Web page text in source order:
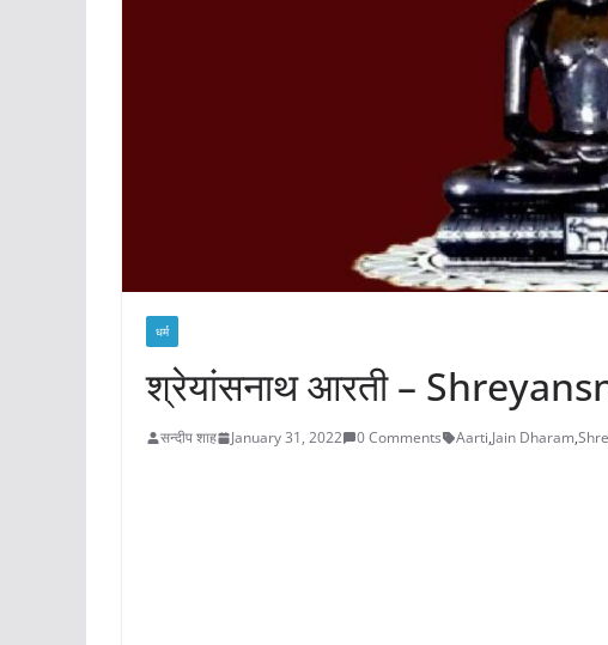
धर्म
श्रेयांसनाथ आरती –
सन्दीप शाह January 31, 2022 0 Comments Aarti,Jain Dharam,